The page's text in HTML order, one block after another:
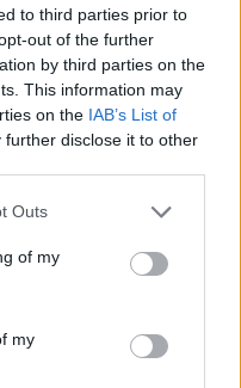
to third parties prior to
out of the further
by third parties on the
This information may
on the IAB’s List of
further disclose it to other
Outs
of my
my
várja a
a 160 éves